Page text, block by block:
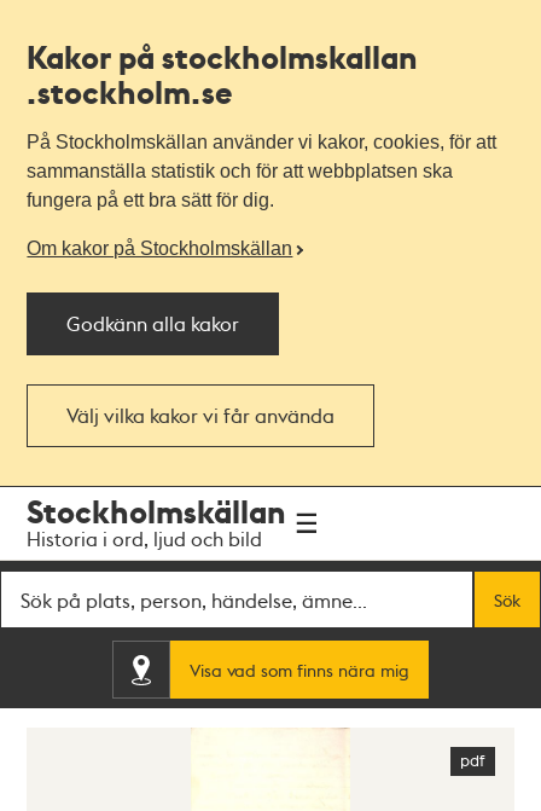
Kakor på stockholmskallan
.stockholm.se
På Stockholmskällan använder vi kakor, cookies, för att
sammanställa statistik och för att webbplatsen ska
fungera på ett bra sätt för dig.
Om kakor på Stockholmskällan
Godkänn alla kakor
Välj vilka kakor vi får använda
navigationen
huvudinnehållet
Stockholmskällan
Historia i ord, ljud och bild
Sök
Visa vad som finns nära mig